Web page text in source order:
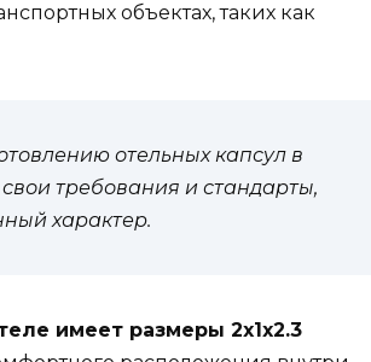
объектах, таких как
отельных капсул в
требования и стандарты,
характер.
имеет размеры 2х1х2.3